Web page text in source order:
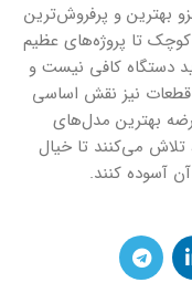
بهترین و پرفروش‌ترین
تا پروژه‌های عظیم
دستگاه کافی نیست و
قطعات نیز نقش اساسی
بهترین مدل‌های
می‌کنند تا خیال
آسوده کنند.